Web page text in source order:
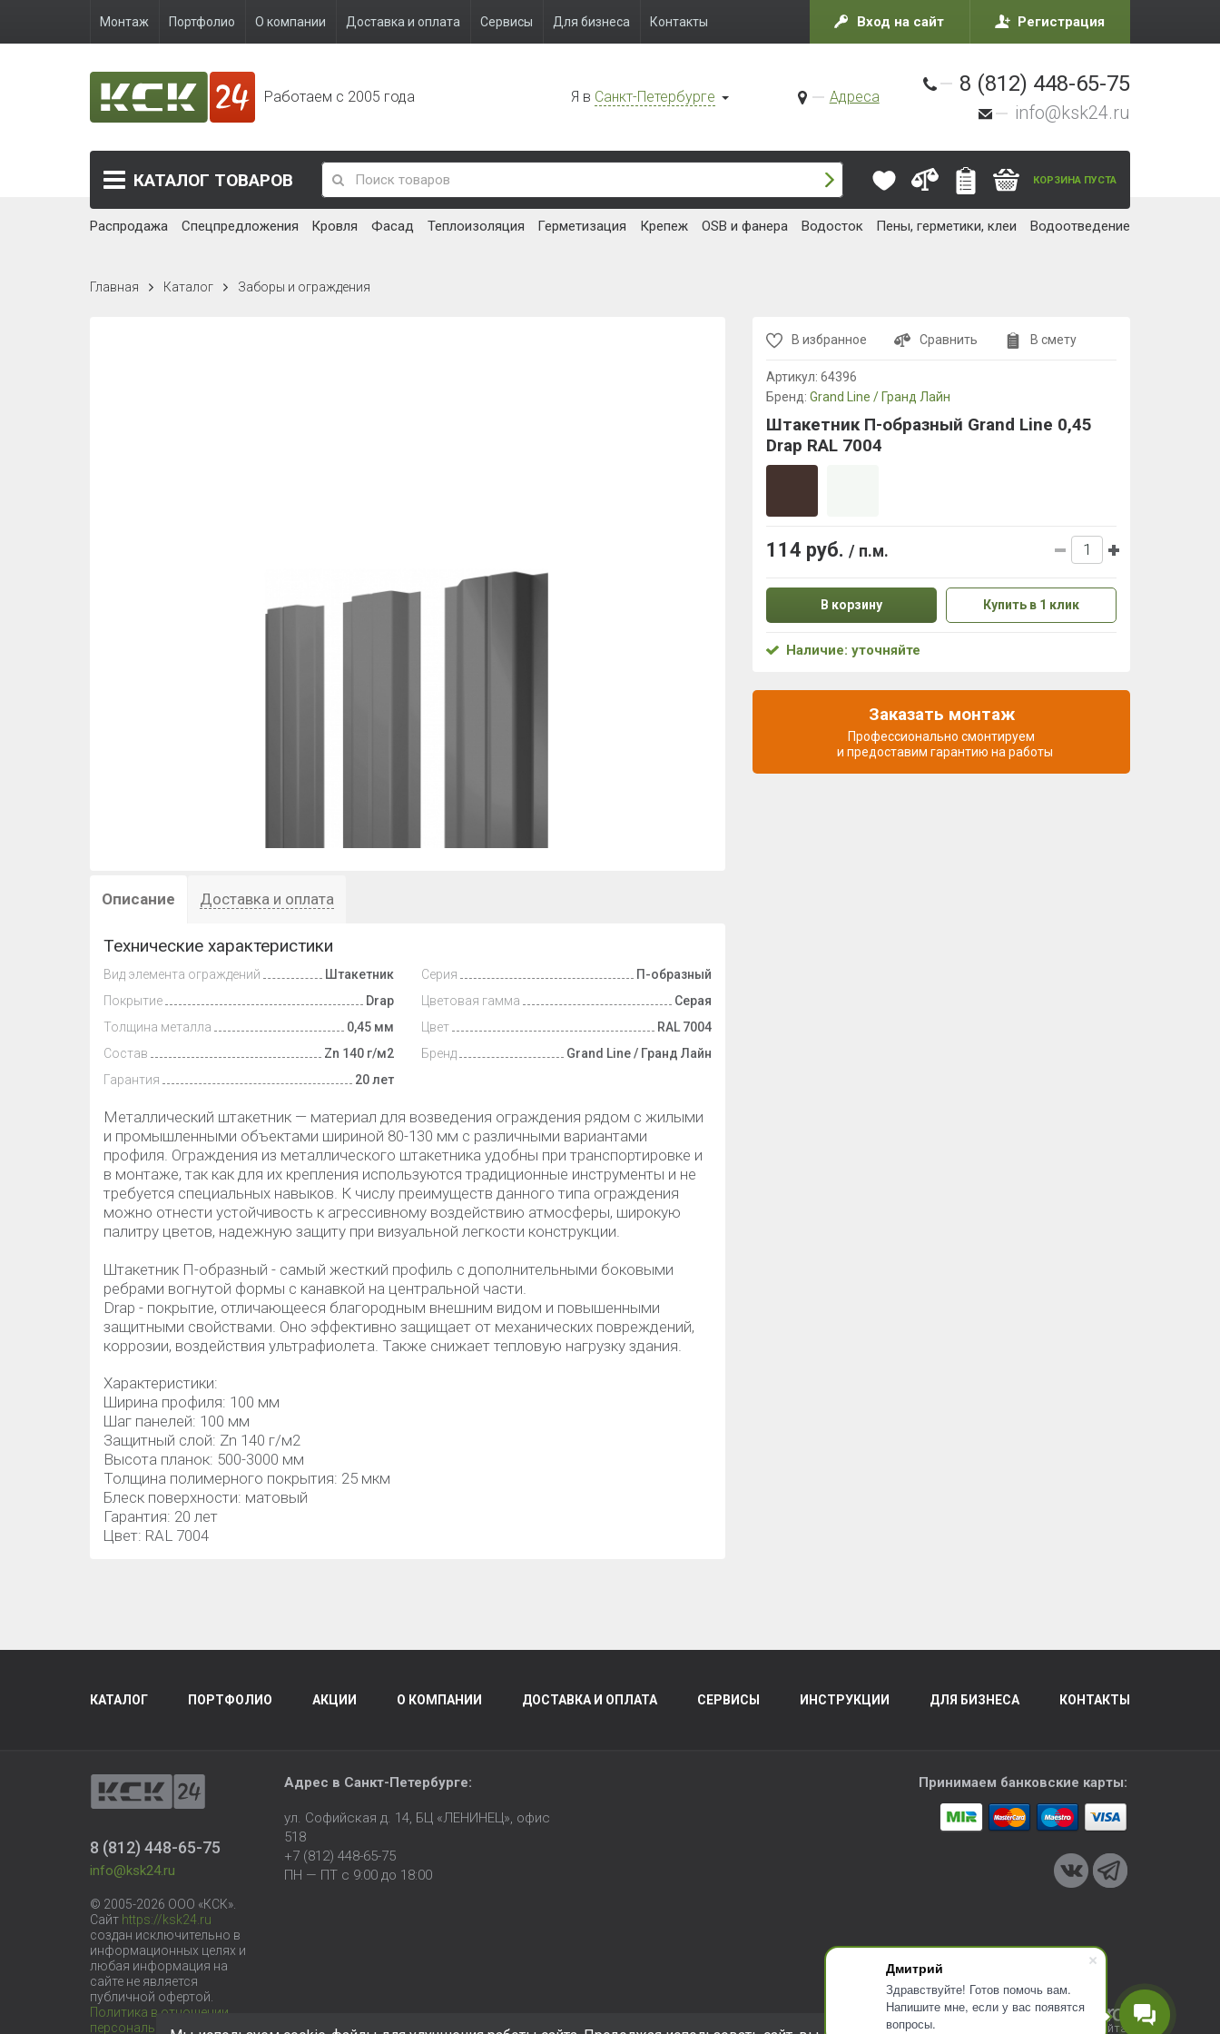
Дмитрий
Здравствуйте! Готов помочь вам.
Напишите мне, если у вас появятся
вопросы.
Монтаж Портфолио О компании Доставка и оплата Сервисы Для бизнеса Контакты Вход на сайт Регистрация
Работаем с 2005 года Я в Санкт-Петербурге Адреса
8 (812) 448-65-75
info@ksk24.ru
КАТАЛОГ ТОВАРОВ КОРЗИНА ПУСТА
Распродажа Спецпредложения Кровля Фасад Теплоизоляция Герметизация Крепеж OSB и фанера Водосток Пены, герметики, клеи Водоотведение
Главная Каталог Заборы и ограждения
Описание Доставка и оплата
Технические характеристики
Вид элемента ограждений
Штакетник
Покрытие
Drap
Толщина металла
0,45 мм
Состав
Zn 140 г/м2
Гарантия
20 лет
Серия
П-образный
Цветовая гамма
Серая
Цвет
RAL 7004
Бренд
Grand Line / Гранд Лайн
Металлический штакетник — материал для возведения ограждения рядом с жилыми
и промышленными объектами шириной 80-130 мм с различными вариантами
профиля. Ограждения из металлического штакетника удобны при транспортировке и
в монтаже, так как для их крепления используются традиционные инструменты и не
требуется специальных навыков. К числу преимуществ данного типа ограждения
можно отнести устойчивость к агрессивному воздействию атмосферы, широкую
палитру цветов, надежную защиту при визуальной легкости конструкции.
Штакетник П-образный - самый жесткий профиль с дополнительными боковыми
ребрами вогнутой формы с канавкой на центральной части.
Drap - покрытие, отличающееся благородным внешним видом и повышенными
защитными свойствами. Оно эффективно защищает от механических повреждений,
коррозии, воздействия ультрафиолета. Также снижает тепловую нагрузку здания.
Характеристики:
Ширина профиля: 100 мм
Шаг панелей: 100 мм
Защитный слой: Zn 140 г/м2
Высота планок: 500-3000 мм
Толщина полимерного покрытия: 25 мкм
Блеск поверхности: матовый
Гарантия: 20 лет
Цвет: RAL 7004
В избранное Сравнить В смету
Артикул: 64396
Бренд: Grand Line / Гранд Лайн
Штакетник П-образный Grand Line 0,45
Drap RAL 7004
114 руб. / п.м.
В корзину Купить в 1 клик
Наличие: уточняйте
Заказать монтаж
Профессионально смонтируем
и предоставим гарантию на работы
КАТАЛОГ ПОРТФОЛИО АКЦИИ О КОМПАНИИ ДОСТАВКА И ОПЛАТА СЕРВИСЫ ИНСТРУКЦИИ ДЛЯ БИЗНЕСА КОНТАКТЫ
8 (812) 448-65-75
info@ksk24.ru
© 2005-2026 ООО «КСК».
Сайт https://ksk24.ru
создан исключительно в
информационных целях и
любая информация на
сайте не является
публичной офертой.
Политика в отношении
персональных данных
Адрес в Санкт-Петербурге:
ул. Софийская д. 14, БЦ «ЛЕНИНЕЦ», офис
518
+7 (812) 448-65-75
ПН — ПТ с 9:00 до 18:00
Принимаем банковские карты:
Разработка сайта